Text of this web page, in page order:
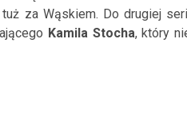
tuż za Wąskiem. Do drugiej
Kamila Stocha, który